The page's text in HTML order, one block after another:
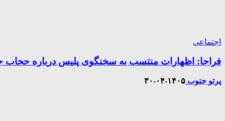
اجتماعی
فراجا: اظهارات منتسب به سخنگوی پلیس درباره حجاب
پرتو جنوب ۱۴۰۵-۰۴-۳۰